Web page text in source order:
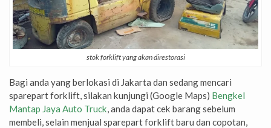
stok forklift yang akan direstorasi
Bagi anda yang berlokasi di Jakarta dan sedang mencari
sparepart forklift, silakan kunjungi (Google Maps) Bengkel
Mantap Jaya Auto Truck, anda dapat cek barang sebelum
membeli, selain menjual sparepart forklift baru dan copotan,